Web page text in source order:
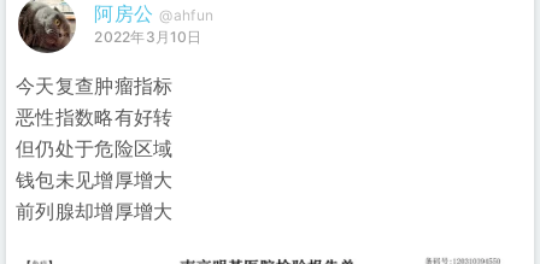
阿房公 @ahfun
2022年3月10日
今天复查肿瘤指标
恶性指数略有好转
但仍处于危险区域
钱包未见增厚增大
前列腺却增厚增大